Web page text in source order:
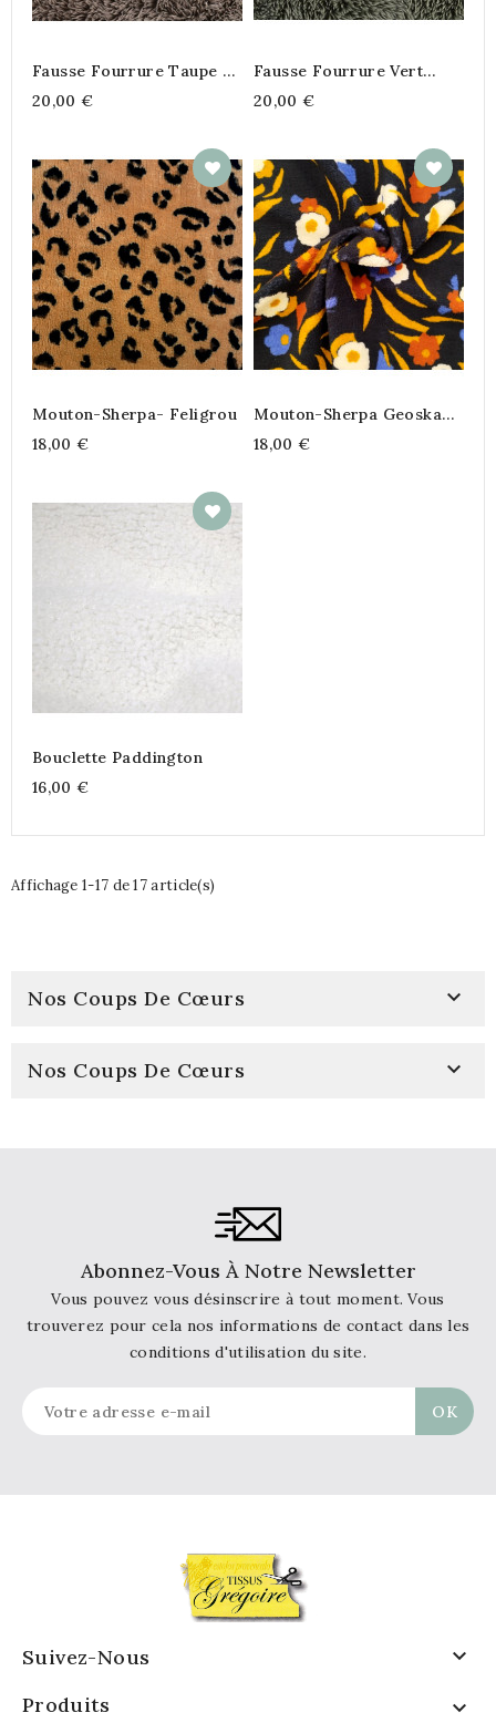
Fausse Fourrure Taupe –
145 Cm – 400 G/m²
20,00 €
Fausse Fourrure Vert
Forêt – 145 Cm – 400
G/m²
20,00 €
Mouton-Sherpa- Feligrou
18,00 €
Mouton-Sherpa Geoska
Bleu
18,00 €
Bouclette Paddington
16,00 €
Affichage 1-17 de 17 article(s)
Nos Coups De Cœurs 
Nos Coups De Cœurs 
Abonnez-Vous À Notre Newsletter
Vous pouvez vous désinscrire à tout moment. Vous
trouverez pour cela nos informations de contact dans les
conditions d'utilisation du site.
Suivez-Nous 
Produits 